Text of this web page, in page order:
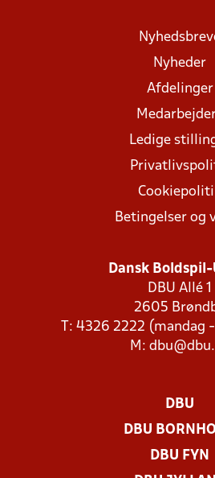
Nyheder
Afdelinger
Ledige
Betingelser og
Dansk
DBU Allé 1
2605
T: 4326 2222 (mandag
M:
DBU
DBU
DBU FYN